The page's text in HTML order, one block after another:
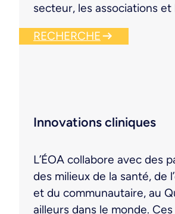
secteur, les associations et
RECHERCHE
Innovations cliniques
L’ÉOA collabore avec des
des milieux de la santé, de
et du communautaire, au
ailleurs dans le monde.